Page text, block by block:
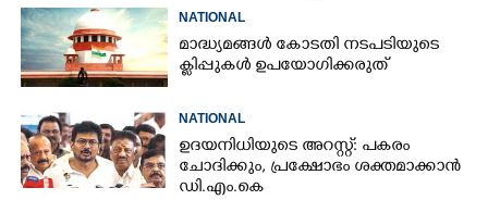
ബോംബേറ്
NATIONAL
മാദ്ധ്യമങ്ങൾ കോടതി നടപടിയുടെ
ക്ലിപ്പുകൾ ഉപയോഗിക്കരുത്
NATIONAL
ഉദയനിധിയുടെ അറസ്റ്റ്: പകരം
ചോദിക്കും,​ പ്രക്ഷോഭം ശക്തമാക്കാൻ
ഡി.എം.കെ